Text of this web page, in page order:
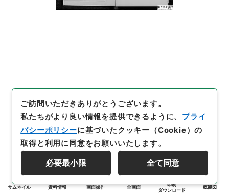
サムネイル 資料情報 画面操作 全画面
印刷
ダウンロード
概観図
ご訪問いただきありがとうございます。
私たちがより良い情報を提供できるように、 プライ
バシーポリシーに基づいたクッキー（Cookie）の
取得と利用に同意をお願いいたします。
必要最小限 全て同意